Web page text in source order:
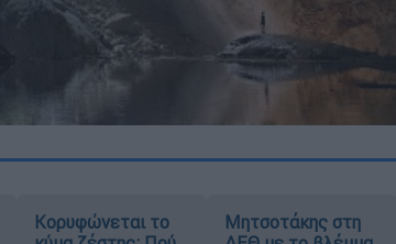
Κορυφώνεται το
Μητσοτάκης στη